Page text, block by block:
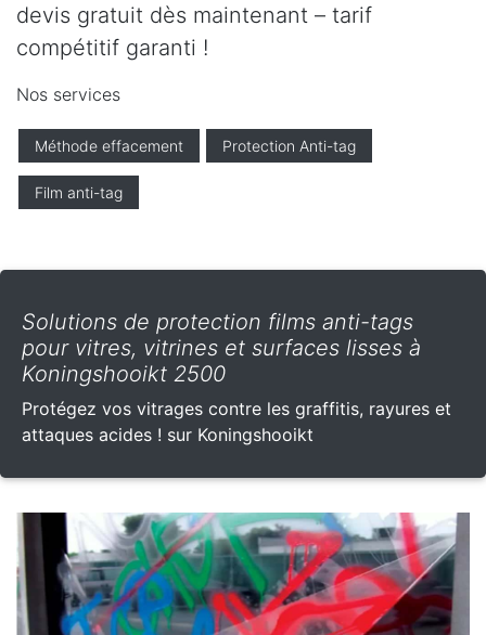
devis gratuit dès maintenant – tarif
compétitif garanti !
Nos services
Méthode effacement Protection Anti-tag
Film anti-tag
Solutions de protection films anti-tags
pour vitres, vitrines et surfaces lisses à
Koningshooikt 2500
Protégez vos vitrages contre les graffitis, rayures et
attaques acides ! sur Koningshooikt